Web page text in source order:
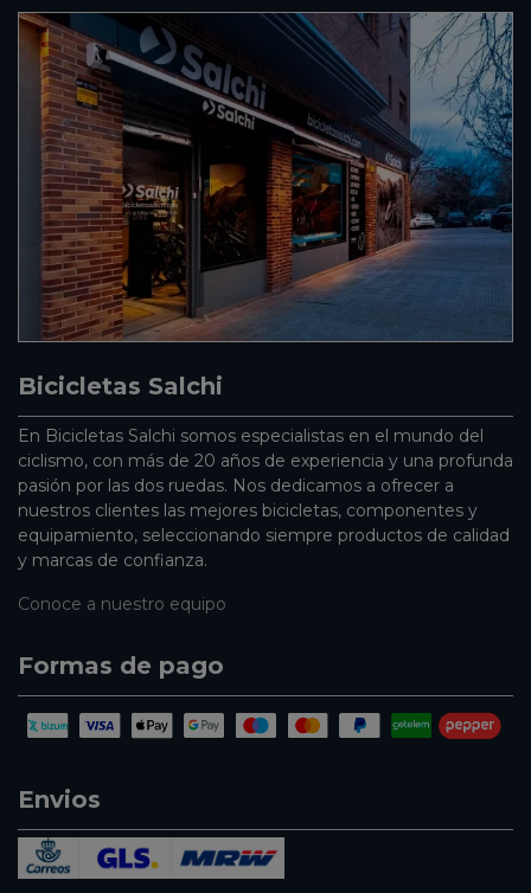
Bicicletas Salchi
En Bicicletas Salchi somos especialistas en el mundo del
ciclismo, con más de 20 años de experiencia y una profunda
pasión por las dos ruedas. Nos dedicamos a ofrecer a
nuestros clientes las mejores bicicletas, componentes y
equipamiento, seleccionando siempre productos de calidad
y marcas de confianza.
Conoce a nuestro equipo
Formas de pago
Envios